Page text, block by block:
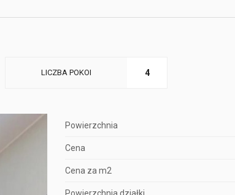
LICZBA POKOI 4
Powierzchnia
Cena
Cena za m2